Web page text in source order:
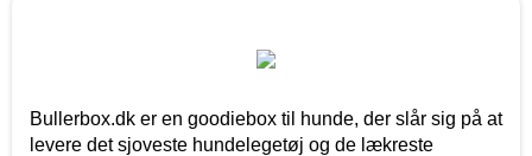
Bullerbox.dk er en goodiebox til hunde, der slår sig på at
levere det sjoveste hundelegetøj og de lækreste